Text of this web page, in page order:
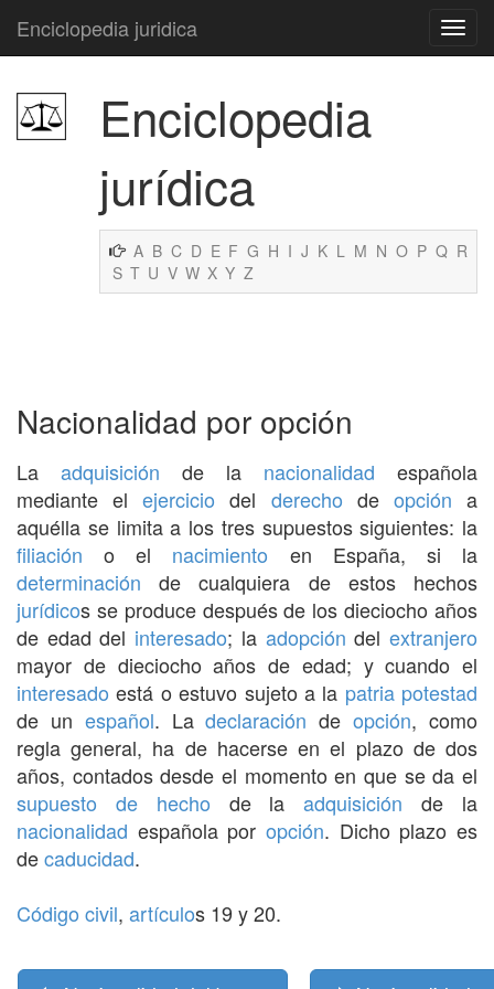
Enciclopedia juridica
Enciclopedia
jurídica
A B C D E F G H I J K L M N O P Q R
S T U V W X Y Z
Nacionalidad por opción
La adquisición de la nacionalidad española
mediante elejercicio del derecho de opción a
aquélla se limita a los tres supuestos siguientes: la
filiación o el nacimiento en España, si la
determinación de cualquiera de estos hechos
jurídicos se produce después de los dieciocho años
de edad del interesado; la adopción delextranjero
mayor de dieciocho años de edad; y cuando el
interesado está o estuvo sujeto a la patria potestad
de un español. Ladeclaración deopción, como
regla general, ha de hacerse en el plazo de dos
años, contados desde el momento en que se da el
supuesto de hecho de laadquisición de la
nacionalidad española por opción. Dicho plazo es
decaducidad.
Código civil, artículos 19 y 20.